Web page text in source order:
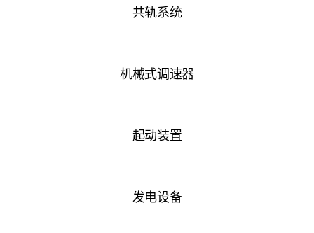
共轨系统
机械式调速器
起动装置
发电设备